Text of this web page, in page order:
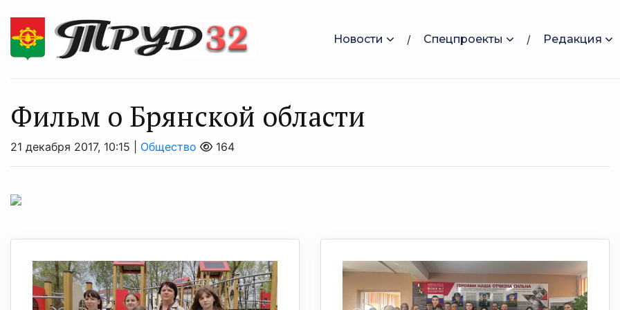
Новости Спецпроекты Редакция
Фильм о Брянской области
21 декабря 2017, 10:15 | Общество 164